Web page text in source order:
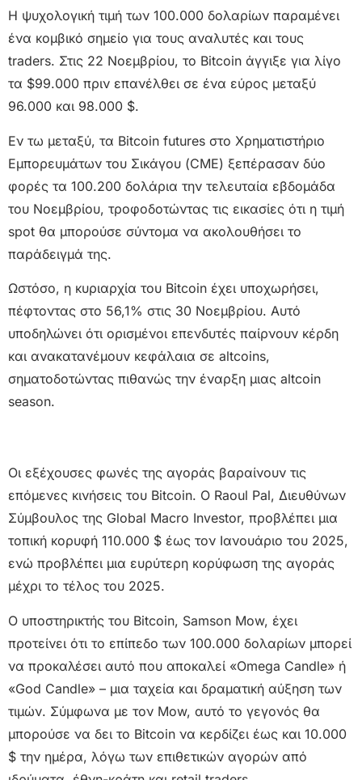
Η ψυχολογική τιμή των 100.000 δολαρίων παραμένει
ένα κομβικό σημείο για τους αναλυτές και τους
traders. Στις 22 Νοεμβρίου, το Bitcoin άγγιξε για λίγο
τα $99.000 πριν επανέλθει σε ένα εύρος μεταξύ
96.000 και 98.000 $.
Εν τω μεταξύ, τα Bitcoin futures στο Χρηματιστήριο
Εμπορευμάτων του Σικάγου (CME) ξεπέρασαν δύο
φορές τα 100.200 δολάρια την τελευταία εβδομάδα
του Νοεμβρίου, τροφοδοτώντας τις εικασίες ότι η τιμή
spot θα μπορούσε σύντομα να ακολουθήσει το
παράδειγμά της.
Ωστόσο, η κυριαρχία του Bitcoin έχει υποχωρήσει,
πέφτοντας στο 56,1% στις 30 Νοεμβρίου. Αυτό
υποδηλώνει ότι ορισμένοι επενδυτές παίρνουν κέρδη
και ανακατανέμουν κεφάλαια σε altcoins,
σηματοδοτώντας πιθανώς την έναρξη μιας altcoin
season.
Οι εξέχουσες φωνές της αγοράς βαραίνουν τις
επόμενες κινήσεις του Bitcoin. Ο Raoul Pal, Διευθύνων
Σύμβουλος της Global Macro Investor, προβλέπει μια
τοπική κορυφή 110.000 $ έως τον Ιανουάριο του 2025,
ενώ προβλέπει μια ευρύτερη κορύφωση της αγοράς
μέχρι το τέλος του 2025.
Ο υποστηρικτής του Bitcoin, Samson Mow, έχει
προτείνει ότι το επίπεδο των 100.000 δολαρίων μπορεί
να προκαλέσει αυτό που αποκαλεί «Omega Candle» ή
«God Candle» – μια ταχεία και δραματική αύξηση των
τιμών. Σύμφωνα με τον Mow, αυτό το γεγονός θα
μπορούσε να δει το Bitcoin να κερδίζει έως και 10.000
$ την ημέρα, λόγω των επιθετικών αγορών από